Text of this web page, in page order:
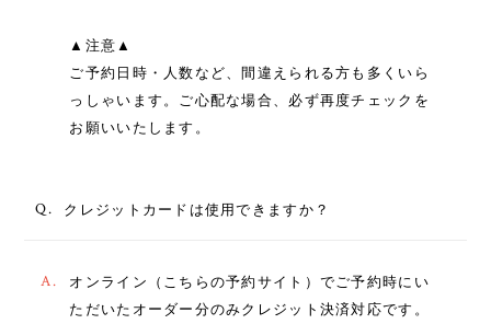
▲注意▲
ご予約日時・人数など、間違えられる方も多くいら
っしゃいます。ご心配な場合、必ず再度チェックを
お願いいたします。
Q. クレジットカードは使用できますか？
A.
オンライン（こちらの予約サイト）でご予約時にい
ただいたオーダー分のみクレジット決済対応です。